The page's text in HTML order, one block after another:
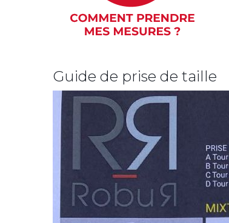
Guide de prise de taille